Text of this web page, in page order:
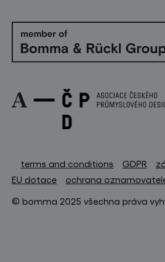
terms and conditions GDPR
EU dotace
ochrana
© bomma 2025 všechna práva